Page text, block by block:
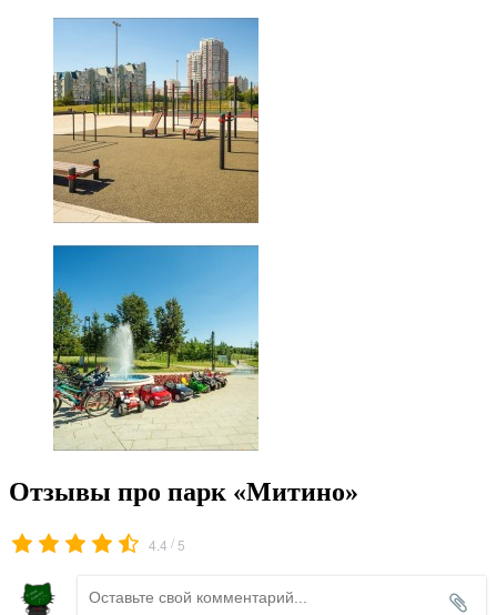
Отзывы про парк «Митино»
4.4 / 5